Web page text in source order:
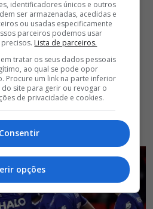
identificadores únicos e outros
ser armazenadas, acedidas e
ou usadas especificamente
parceiros podemos usar
Lista de parceiros.
tratar os seus dados pessoais
ao qual se pode opor
Procure um link na parte inferior
site para gerir ou revogar o
de privacidade e cookies.
Consentir
opções